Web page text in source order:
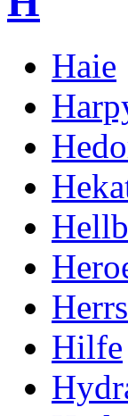
Haie
Hilfe